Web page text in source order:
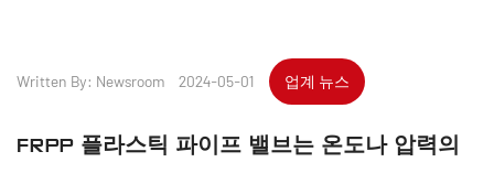
Written By: Newsroom 2024-05-01 업계 뉴스
FRPP 플라스틱 파이프 밸브는 온도나 압력의